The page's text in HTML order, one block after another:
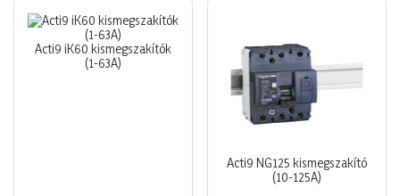
Acti9 iK60 kismegszakítók
(1-63A)
Acti9 NG125 kismegszakító
(10-125A)